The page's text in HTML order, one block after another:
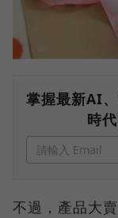
掌握最新AI
時
不過，產品大